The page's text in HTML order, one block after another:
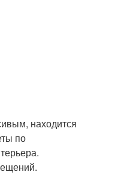
находится
по